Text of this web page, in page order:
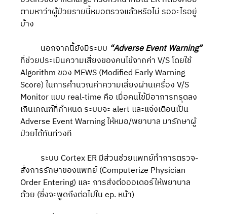
ตามหาว่าผู้ป่วยรายนี้หมอตรวจแล้วหรือไม่ รออะไรอยู่
บ้าง
	นอกจากนี้ยังมีระบบ
“Adverse Event Warning”
ที่ช่วยประเมินความเสี่ยงของคนไข้จากค่า V/S โดยใช้
Algorithm ของ MEWS (Modified Early Warning
Score) ในการคำนวณค่าความเสี่ยงผ่านเครื่อง V/S
Monitor แบบ real-time คือ เมื่อคนไข้มีอาการทรุดลง
เกินเกณฑ์ที่กำหนด ระบบจะ alert และแจ้งเตือนเป็น
Adverse Event Warning ให้หมอ/พยาบาล มารักษาผู้
ป่วยได้ทันท่วงที
สั่งการรักษาของแพทย์ (Computerize Physician
Order Entering) และ การส่งต่อออเดอร์ให้พยาบาล
ด้วย (ซึ่งจะพูดถึงต่อไปใน ep. หน้า)